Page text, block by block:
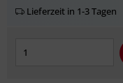
Lieferzeit in 1-3 Tagen